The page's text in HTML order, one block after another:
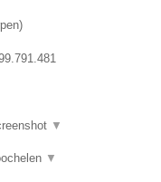
)
▼
▼